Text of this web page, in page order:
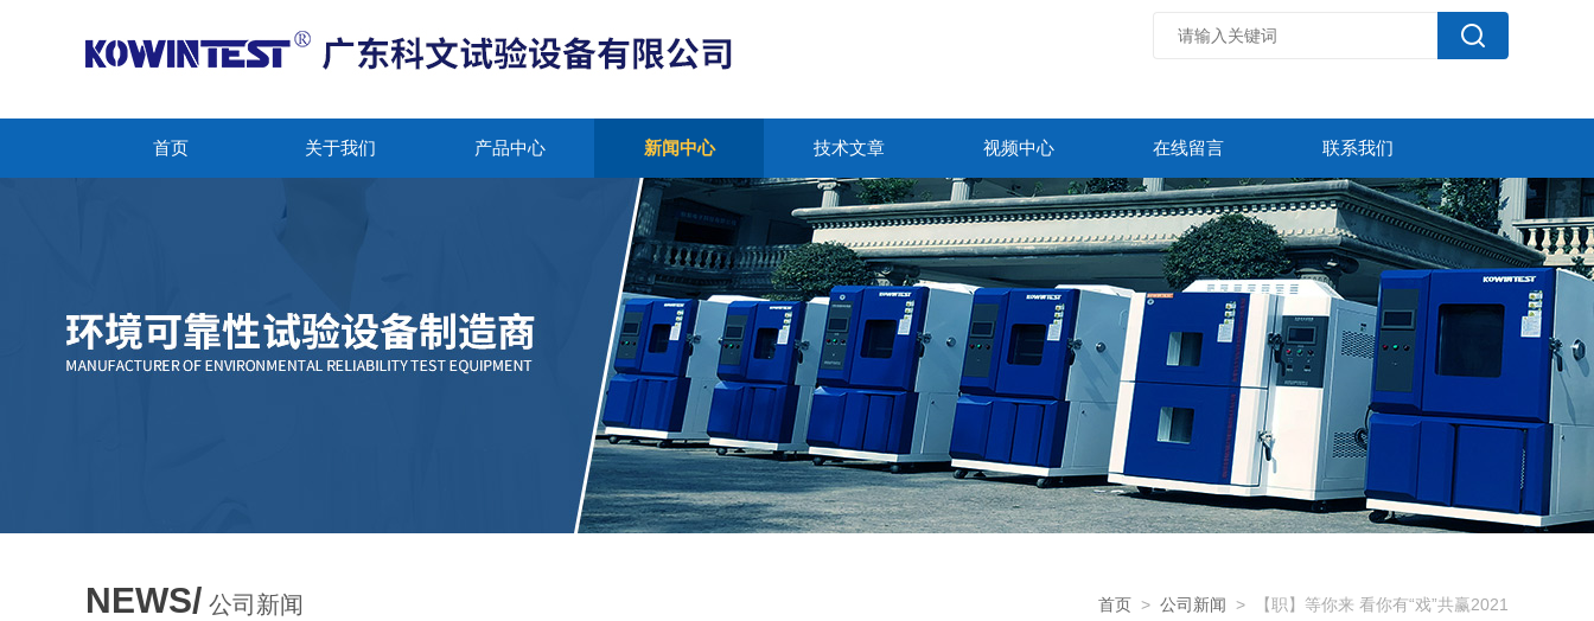
首页 关于我们 产品中心 新闻中心 技术文章 视频中心 在线留言 联系我们
NEWS/ 公司新闻 首页 > 公司新闻 > 【职】等你来 看你有“戏”共赢2021